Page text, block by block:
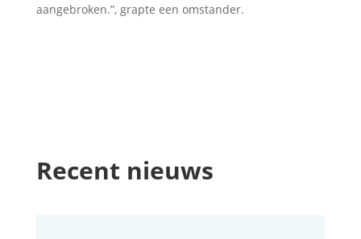
aangebroken.”, grapte een omstander.
Recent nieuws